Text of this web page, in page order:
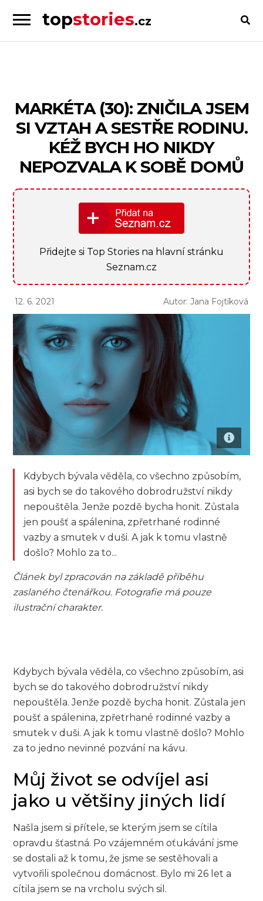
Skip
to
Skip
to
topstories.cz
lidi
MARKÉTA (30): ZNIČILA JSEM
SI VZTAH A SESTŘE RODINU.
KÉŽ BYCH HO NIKDY
NEPOZVALA K SOBĚ DOMŮ
Přidejte si Top Stories na hlavní stránku
Seznam.cz
12. 6. 2021 Autor: Jana Fojtíková
Kdybych bývala věděla, co všechno způsobím,
asi bych se do takového dobrodružství nikdy
nepouštěla. Jenže pozdě bycha honit. Zůstala
jen poušť a spálenina, zpřetrhané rodinné
vazby a smutek v duši. A jak k tomu vlastně
došlo? Mohlo za to...
Článek byl zpracován na základě příběhu
zaslaného čtenářkou. Fotografie má pouze
ilustrační charakter.
Kdybych bývala věděla, co všechno způsobím, asi
bych se do takového dobrodružství nikdy
nepouštěla. Jenže pozdě bycha honit. Zůstala jen
poušť a spálenina, zpřetrhané rodinné vazby a
smutek v duši. A jak k tomu vlastně došlo? Mohlo
za to jedno nevinné pozvání na kávu.
Můj život se odvíjel asi
jako u většiny jiných lidí
Našla jsem si přítele, se kterým jsem se cítila
opravdu šťastná. Po vzájemném oťukávání jsme
se dostali až k tomu, že jsme se sestěhovali a
vytvořili společnou domácnost. Bylo mi 26 let a
cítila jsem se na vrcholu svých sil.